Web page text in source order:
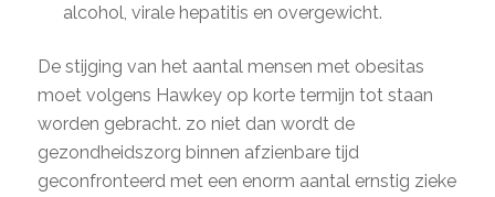
alcohol, virale hepatitis en overgewicht.
De stijging van het aantal mensen met obesitas
moet volgens Hawkey op korte termijn tot staan
worden gebracht. zo niet dan wordt de
gezondheidszorg binnen afzienbare tijd
geconfronteerd met een enorm aantal ernstig zieke